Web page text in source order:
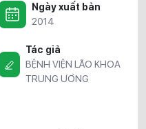
Ngày xuất bản
2014
Tác giả
BỆNH VIỆN LÃO KHOA
TRUNG ƯƠNG